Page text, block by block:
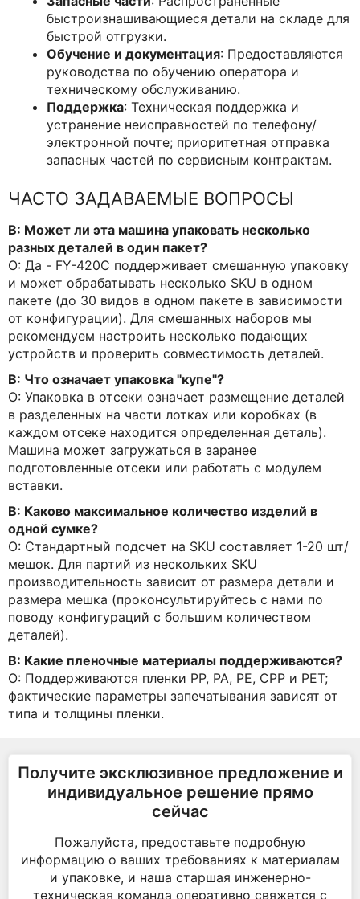
быстроизнашивающиеся детали на складе для
быстрой отгрузки.
Обучение и документация: Предоставляются
руководства по обучению оператора и
техническому обслуживанию.
Поддержка: Техническая поддержка и
устранение неисправностей по телефону/
электронной почте; приоритетная отправка
запасных частей по сервисным контрактам.
ЧАСТО ЗАДАВАЕМЫЕ ВОПРОСЫ
В: Может ли эта машина упаковать несколько
разных деталей в один пакет?
О: Да - FY-420C поддерживает смешанную упаковку
и может обрабатывать несколько SKU в одном
пакете (до 30 видов в одном пакете в зависимости
от конфигурации). Для смешанных наборов мы
рекомендуем настроить несколько подающих
устройств и проверить совместимость деталей.
В: Что означает упаковка "купе"?
О: Упаковка в отсеки означает размещение деталей
в разделенных на части лотках или коробках (в
каждом отсеке находится определенная деталь).
Машина может загружаться в заранее
подготовленные отсеки или работать с модулем
вставки.
В: Каково максимальное количество изделий в
одной сумке?
О: Стандартный подсчет на SKU составляет 1-20 шт/
мешок. Для партий из нескольких SKU
производительность зависит от размера детали и
размера мешка (проконсультируйтесь с нами по
поводу конфигураций с большим количеством
деталей).
В: Какие пленочные материалы поддерживаются?
О: Поддерживаются пленки PP, PA, PE, CPP и PET;
фактические параметры запечатывания зависят от
типа и толщины пленки.
Получите эксклюзивное предложение и
индивидуальное решение прямо
сейчас
Пожалуйста, предоставьте подробную
информацию о ваших требованиях к материалам
и упаковке, и наша старшая инженерно-
техническая команда оперативно свяжется с